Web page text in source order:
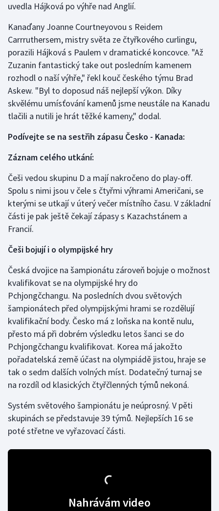
Golf
Gymnastika
Házená
Jezdectví
Judo
Lyže a snowboard
Moderní pětiboj
Motorsport
Olympijské hry
Parasport
Plavání
Plážový volejbal
Rychlobruslení
Rychlostní kanoistika
Short track
Sportovní střelba
uvedla Hájková po výhře nad Anglií.
Kanaďany Joanne Courtneyovou s Reidem
Carrruthersem, mistry světa ze čtyřkového curlingu,
porazili Hájková s Paulem v dramatické koncovce. "Až
Zuzanin fantastický take out posledním kamenem
rozhodl o naší výhře," řekl kouč českého týmu Brad
Askew. "Byl to doposud náš nejlepší výkon. Díky
skvělému umísťování kamenů jsme neustále na Kanadu
tlačili a nutili je hrát těžké kameny," dodal.
Podívejte se na sestřih zápasu Česko - Kanada:
Záznam celého utkání:
Češi vedou skupinu D a mají nakročeno do play-off.
Spolu s nimi jsou v čele s čtyřmi výhrami Američani, se
kterými se utkají v úterý večer místního času. V základní
části je pak ještě čekají zápasy s Kazachstánem a
Francií.
Češi bojují i o olympijské hry
Česká dvojice na šampionátu zároveň bojuje o možnost
kvalifikovat se na olympijské hry do
Pchjongčchangu. Na posledních dvou světových
šampionátech před olympijskými hrami se rozdělují
kvalifikační body. Česko má z loňska na kontě nulu,
přesto má při dobrém výsledku letos šanci se do
Pchjongčchangu kvalifikovat. Korea má jakožto
pořadatelská země účast na olympiádě jistou, hraje se
tak o sedm dalších volných míst. Dodatečný turnaj se
na rozdíl od klasických čtyřčlenných týmů nekoná.
Systém světového šampionátu je neúprosný. V pěti
skupinách se představuje 39 týmů. Nejlepších 16 se
poté střetne ve vyřazovací části.
Nahrávám video